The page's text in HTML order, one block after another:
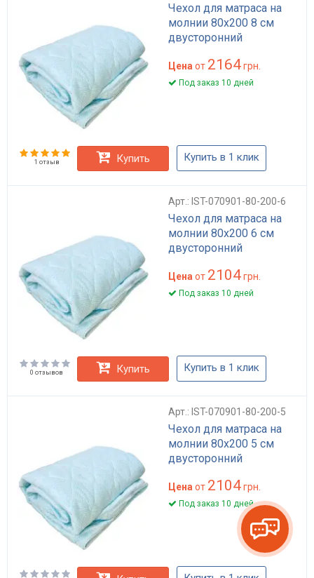
Чехол для матраса на
молнии 80х200 8 см
двусторонний
Цена от 2164грн.
Под заказ 10 дней
1 отзыв Купить Купить в 1 клик
Арт.: IST-070901-80-200-6
Чехол для матраса на
молнии 80х200 6 см
двусторонний
Цена от 2104грн.
Под заказ 10 дней
0 отзывов Купить Купить в 1 клик
Арт.: IST-070901-80-200-5
Чехол для матраса на
молнии 80х200 5 см
двусторонний
Цена от 2104грн.
Под заказ 10 дней